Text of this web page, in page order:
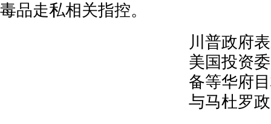
毒品走私相关指控。
川普政府
美国投资
备等华府
与马杜罗